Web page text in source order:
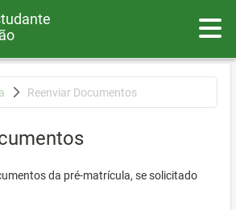
Reenviar Documentos
da pré-matrícula, se solicitado